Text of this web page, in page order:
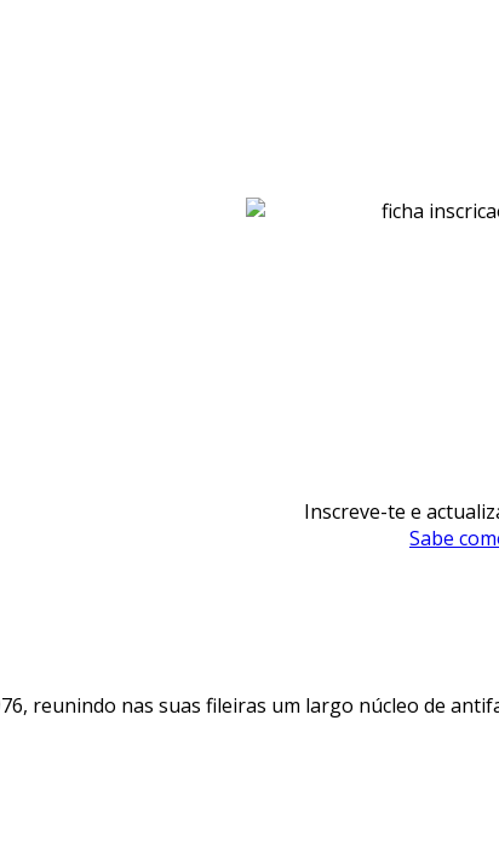
Inscreve-te e
Sabe
reunindo nas suas fileiras um largo núcleo de